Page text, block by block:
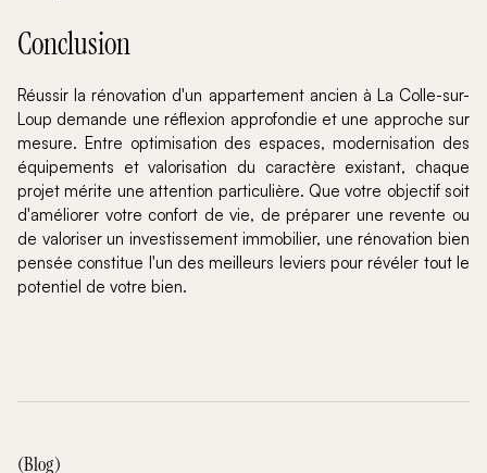
Conclusion
Réussir la rénovation d'un appartement ancien à La Colle-sur-
Loup demande une réflexion approfondie et une approche sur
mesure. Entre optimisation des espaces, modernisation des
équipements et valorisation du caractère existant, chaque
projet mérite une attention particulière. Que votre objectif soit
d'améliorer votre confort de vie, de préparer une revente ou
de valoriser un investissement immobilier, une rénovation bien
pensée constitue l'un des meilleurs leviers pour révéler tout le
potentiel de votre bien.
(Blog)